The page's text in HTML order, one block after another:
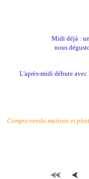
Midi déjà :
nous
L'après-midi débute avec
Compte-rendu matinée et